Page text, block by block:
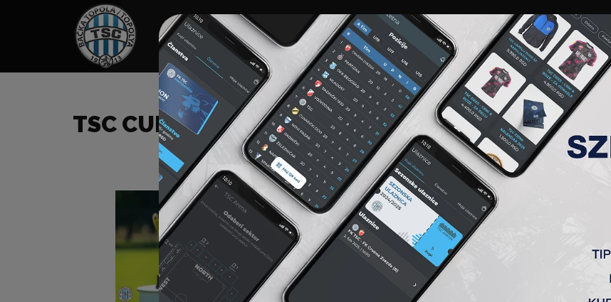
HOME TÁMOGATÓK NEWS GALÉRIA „A” CSAPAT TAGSÁG JEGYEK AKKREDITÁCIÓ KLUB AKADÉMIA
TSC CUP 2022